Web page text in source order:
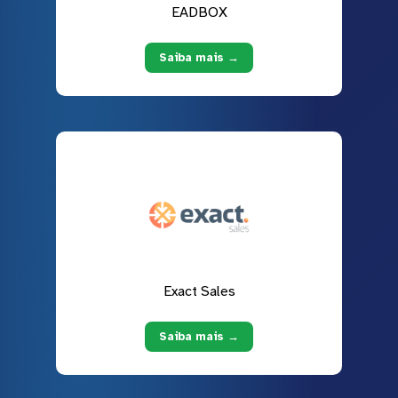
EADBOX
Saiba mais →
Exact Sales
Saiba mais →